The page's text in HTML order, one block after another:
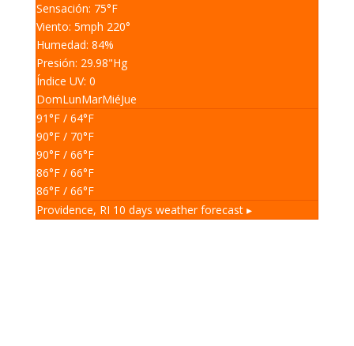
Sensación: 75°F
Viento: 5mph 220°
Humedad: 84%
Presión: 29.98"Hg
Índice UV: 0
DomLunMarMiéJue
91°F/ 64°F
90°F/ 70°F
90°F/ 66°F
86°F/ 66°F
86°F/ 66°F
Providence, RI 10 days weather forecast ▸